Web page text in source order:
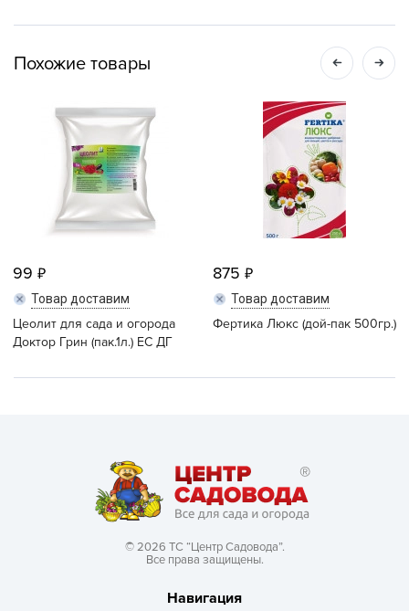
Похожие товары
99
Товар доставим
Цеолит для сада и огорода
Доктор Грин (пак.1л.) ЕС ДГ
875
Товар доставим
Фертика Люкс (дой-пак 500гр.)
© 2026 ТС “Центр Садовода”.
Все права защищены.
Навигация